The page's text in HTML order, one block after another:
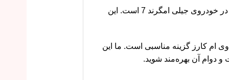
دستگیره درب بیرونی جلو راست جیلی امگرند 7 قطعه‌ای ضروری برای باز و بسته کردن درب سمت سرنشین در خودروی جیلی امگرند 7 است. این
و کیفیت تضمینی هستید، ام وی ام کارز گزینه مناسبی است. ما این
دوام آن بهره‌مند شوید.